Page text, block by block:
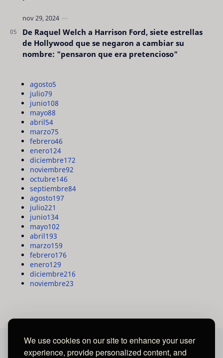
We use cookies on our site to enhance your user
experience, provide personalized content, and
De Raquel Welch a Harrison Ford, siete estrellas
de Hollywood que se negaron a cambiar su
nombre: "pensaron que era pretencioso"
agosto5
julio79
junio108
mayo88
abril54
marzo75
febrero46
enero124
diciembre172
noviembre92
octubre146
septiembre84
agosto197
julio221
junio134
mayo102
abril193
marzo159
febrero176
enero129
diciembre216
noviembre23